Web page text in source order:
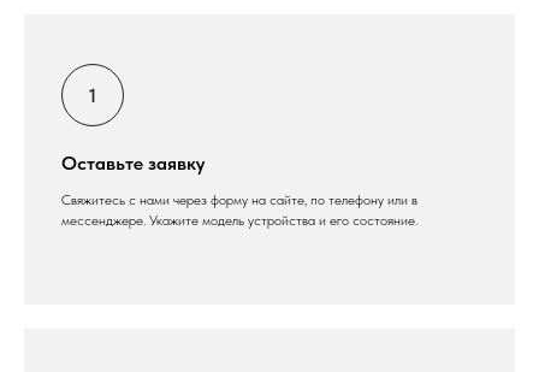
Оставьте заявку
Свяжитесь с нами через форму на сайте, по телефону или в
мессенджере. Укажите модель устройства и его состояние.